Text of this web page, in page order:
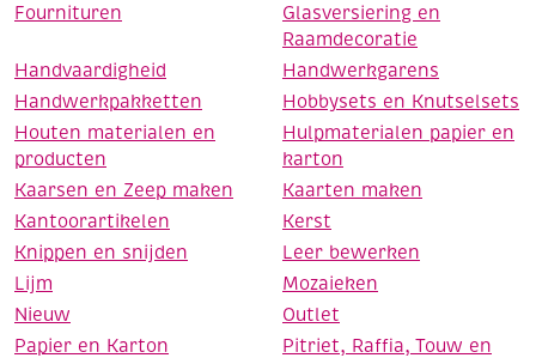
Fournituren
Glasversiering en
Raamdecoratie
Handvaardigheid
Handwerkgarens
Handwerkpakketten
Hobbysets en Knutselsets
Houten materialen en
producten
Hulpmaterialen papier en
karton
Kaarsen en Zeep maken
Kaarten maken
Kantoorartikelen
Kerst
Knippen en snijden
Leer bewerken
Lijm
Mozaieken
Nieuw
Outlet
Papier en Karton
Pitriet, Raffia, Touw en